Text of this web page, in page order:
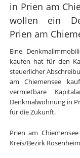
in Prien am
wollen ein
Prien am
Eine
kaufen hat für den
steuerlicher
am Chiemensee
vermietbare
Denkmalwohnung in
für die Zukunft.
Prien am
Kreis/Bezirk